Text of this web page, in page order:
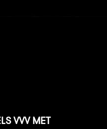
VVV MET